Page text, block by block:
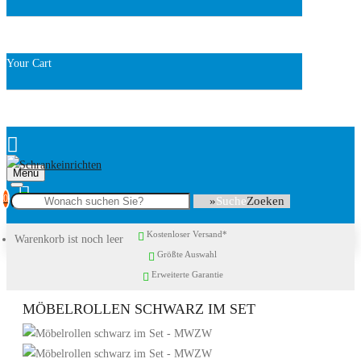
Your Cart
Menu
0
Warenkorb ist noch leer
Suche
Kostenloser Versand*
Größte Auswahl
Erweiterte Garantie
MÖBELROLLEN SCHWARZ IM SET